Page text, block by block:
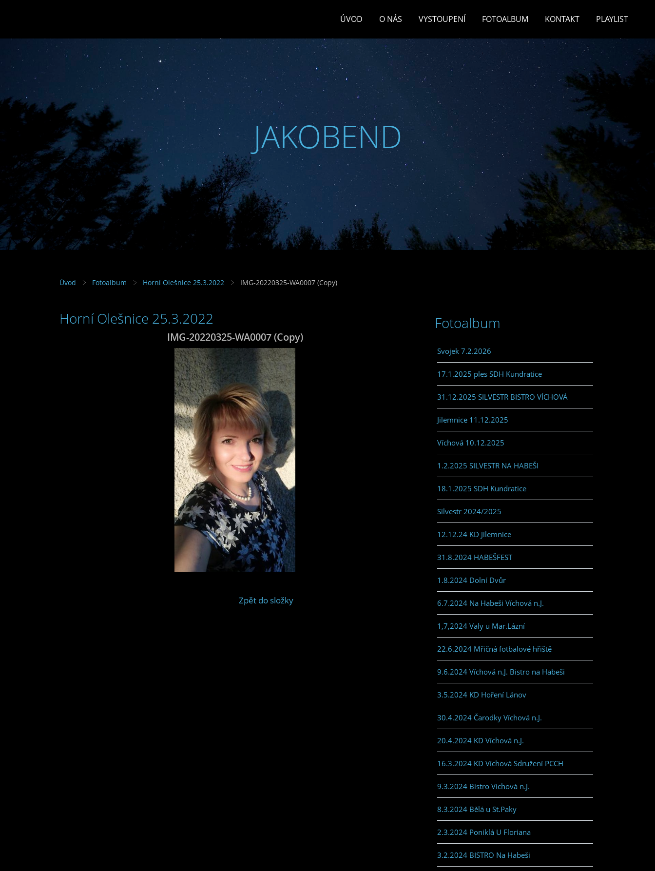
ÚVOD O NÁS VYSTOUPENÍ FOTOALBUM KONTAKT PLAYLIST
JAKOBEND
Úvod Fotoalbum Horní Olešnice 25.3.2022 IMG-20220325-WA0007 (Copy)
Horní Olešnice 25.3.2022
IMG-20220325-WA0007 (Copy)
Zpět do složky
Fotoalbum
Svojek 7.2.2026
17.1.2025 ples SDH Kundratice
31.12.2025 SILVESTR BISTRO VÍCHOVÁ
Jilemnice 11.12.2025
Víchová 10.12.2025
1.2.2025 SILVESTR NA HABEŠI
18.1.2025 SDH Kundratice
Silvestr 2024/2025
12.12.24 KD Jilemnice
31.8.2024 HABEŠFEST
1.8.2024 Dolní Dvůr
6.7.2024 Na Habeši Víchová n.J.
1,7,2024 Valy u Mar.Lázní
22.6.2024 Mřičná fotbalové hřiště
9.6.2024 Víchová n.J. Bistro na Habeši
3.5.2024 KD Hoření Lánov
30.4.2024 Čarodky Víchová n.J.
20.4.2024 KD Víchová n.J.
16.3.2024 KD Víchová Sdružení PCCH
9.3.2024 Bistro Víchová n.J.
8.3.2024 Bělá u St.Paky
2.3.2024 Poniklá U Floriana
3.2.2024 BISTRO Na Habeši